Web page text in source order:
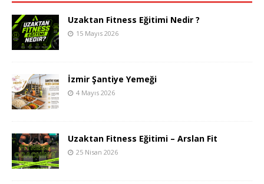
Uzaktan Fitness Eğitimi Nedir ?
15 Mayıs 2026
İzmir Şantiye Yemeği
4 Mayıs 2026
Uzaktan Fitness Eğitimi – Arslan Fit
25 Nisan 2026